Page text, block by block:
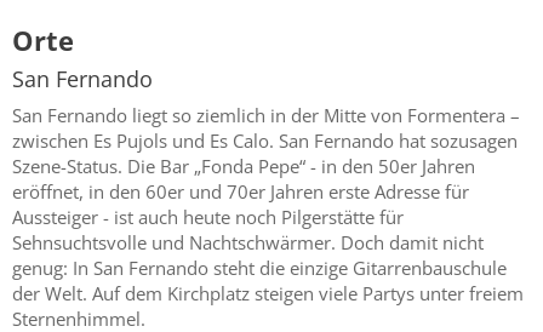
Orte
San Fernando
San Fernando liegt so ziemlich in der Mitte von Formentera –
zwischen Es Pujols und Es Calo. San Fernando hat sozusagen
Szene-Status. Die Bar „Fonda Pepe“ - in den 50er Jahren
eröffnet, in den 60er und 70er Jahren erste Adresse für
Aussteiger - ist auch heute noch Pilgerstätte für
Sehnsuchtsvolle und Nachtschwärmer. Doch damit nicht
genug: In San Fernando steht die einzige Gitarrenbauschule
der Welt. Auf dem Kirchplatz steigen viele Partys unter freiem
Sternenhimmel.